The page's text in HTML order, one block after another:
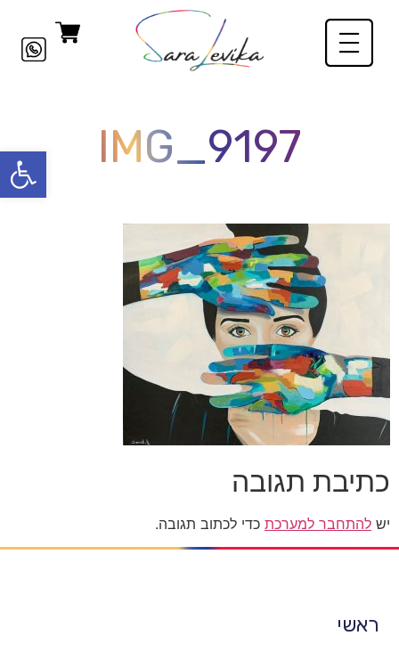
פתח IMG_9197
כתיבת תגובה
יש להתחבר למערכת כדי לכתוב תגובה.
ראשי